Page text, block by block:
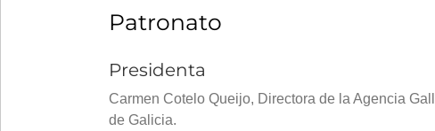
Patronato
Presidenta
Carmen Cotelo Queijo, Directora de la Agencia
de Galicia.